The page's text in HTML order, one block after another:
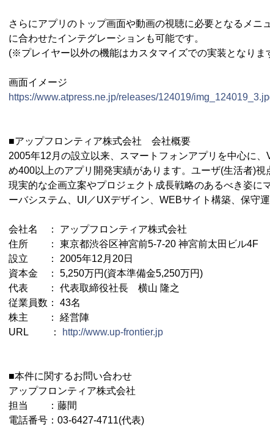
さらにアプリのトップ画面や動画の視聴に必要となるメ
に合わせたインテグレーションも可能です。
(※プレイヤー以外の機能はカスタマイズでの実装となりま
画面イメージ
https://www.atpress.ne.jp/releases/124019/
■アップフロンティア株式会社 会社概要
2005年12月の設立以来、スマートフォンアプリを中心に
め400以上のアプリ開発実績があります。ユーザ(生活者)
現実的な企画立案やプロジェクト成長戦略のあるべき姿に
ーバシステム、UI／UXデザイン、WEBサイト構築、保守
会社名 ： アップフロンティア株式会社
住所 ： 東京都渋谷区神宮前5-7-20 神宮前太田ビル4F
設立 ： 2005年12月20日
資本金 ： 5,250万円(資本準備金5,250万円)
代表 ： 代表取締役社長 横山 隆之
従業員数： 43名
株主 ： 経営陣
URL ：
http://www.up-frontier.jp
■本件に関するお問い合わせ
アップフロンティア株式会社
担当 ：藤間
電話番号：03-6427-4711(代表)